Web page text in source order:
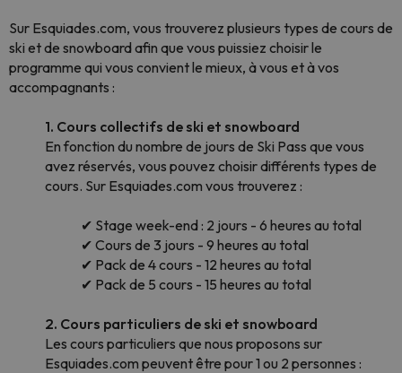
Sur Esquiades.com, vous trouverez plusieurs types de cours de
ski et de snowboard afin que vous puissiez choisir le
programme qui vous convient le mieux, à vous et à vos
accompagnants :
1. Cours collectifs de ski et snowboard
En fonction du nombre de jours de Ski Pass que vous
avez réservés, vous pouvez choisir différents types de
cours. Sur Esquiades.com vous trouverez :
✔ Stage week-end : 2 jours - 6 heures au total
✔ Cours de 3 jours - 9 heures au total
✔ Pack de 4 cours - 12 heures au total
✔ Pack de 5 cours - 15 heures au total
2. Cours particuliers de ski et snowboard
Les cours particuliers que nous proposons sur
Esquiades.com peuvent être pour 1 ou 2 personnes :